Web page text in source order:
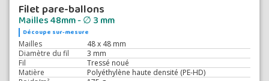
Filet pare-ballons
Mailles 48mm - ∅ 3 mm
Découpe sur-mesure
Mailles
48 x 48 mm
Diamètre du fil
3 mm
Fil
Tressé noué
Matière
Polyéthylène haute densité (PE-HD)